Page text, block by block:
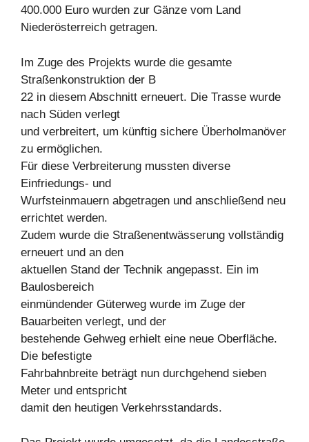
400.000 Euro wurden zur Gänze vom Land
Niederösterreich getragen.
Im Zuge des Projekts wurde die gesamte
Straßenkonstruktion der B
22 in diesem Abschnitt erneuert. Die Trasse wurde
nach Süden verlegt
und verbreitert, um künftig sichere Überholmanöver
zu ermöglichen.
Für diese Verbreiterung mussten diverse
Einfriedungs- und
Wurfsteinmauern abgetragen und anschließend neu
errichtet werden.
Zudem wurde die Straßenentwässerung vollständig
erneuert und an den
aktuellen Stand der Technik angepasst. Ein im
Baulosbereich
einmündender Güterweg wurde im Zuge der
Bauarbeiten verlegt, und der
bestehende Gehweg erhielt eine neue Oberfläche.
Die befestigte
Fahrbahnbreite beträgt nun durchgehend sieben
Meter und entspricht
damit den heutigen Verkehrsstandards.